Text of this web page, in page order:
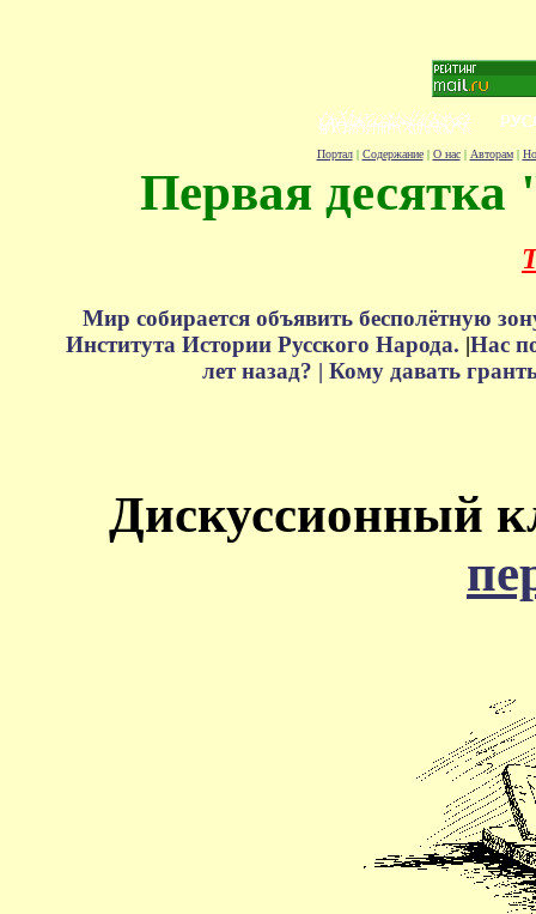
Портал| Содержание| О нас| Авторам|
Первая десятка
Мир собирается объявить бесполётную
Института Истории Русского Народа. |Нас
лет назад? | Кому давать
Дискуссионный